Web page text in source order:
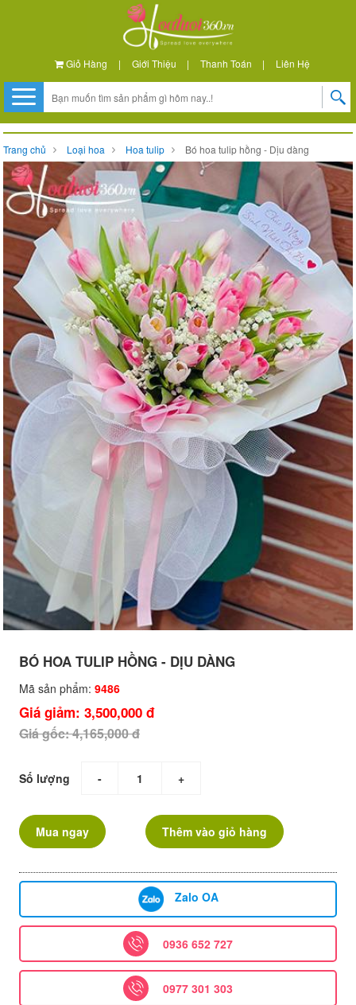
Giỏ Hàng | Giới Thiệu | Thanh Toán | Liên Hệ
Trang chủ Loại hoa Hoa tulip Bó hoa tulip hồng - Dịu dàng
BÓ HOA TULIP HỒNG - DỊU DÀNG
Mã sản phẩm: 9486
Giá giảm: 3,500,000 đ
Giá gốc: 4,165,000 đ
Số lượng - +
Mua ngay Thêm vào giỏ hàng
Zalo OA
0936 652 727
0977 301 303